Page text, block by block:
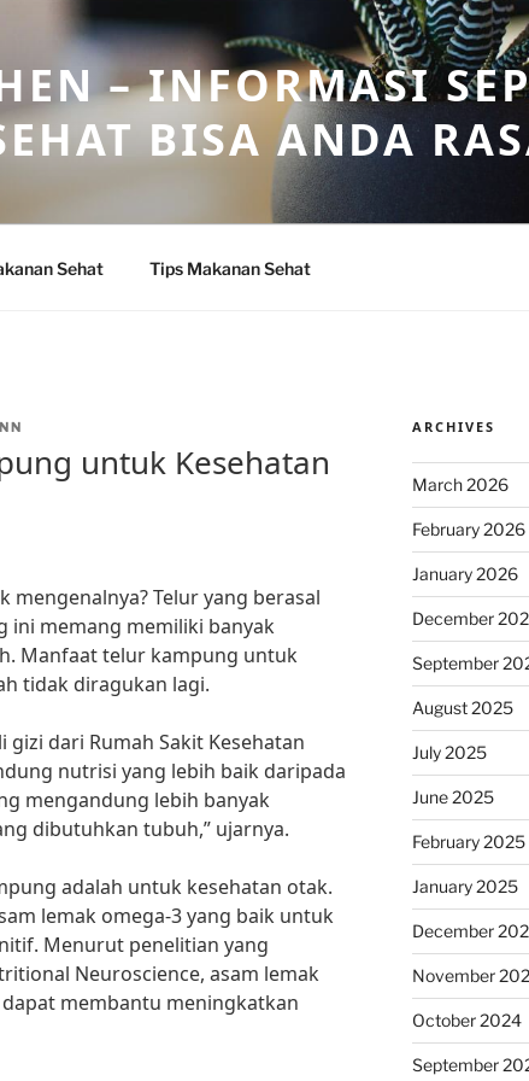
– INFORMASI
BISA ANDA
Sehat Tips Makanan Sehat
untuk Kesehatan
mengenalnya? Telur yang berasal
ini memang memiliki banyak
Manfaat telur kampung untuk
tidak diragukan lagi.
dari Rumah Sakit Kesehatan
nutrisi yang lebih baik daripada
mengandung lebih banyak
dibutuhkan tubuh,” ujarnya.
adalah untuk kesehatan otak.
lemak omega-3 yang baik untuk
Menurut penelitian yang
Neuroscience, asam lemak
membantu meningkatkan
ARCHIVES
March 2026
February 2026
January 2026
December
September
August 2025
July 2025
June 2025
February 2025
January 2025
December
November
October 2024
September